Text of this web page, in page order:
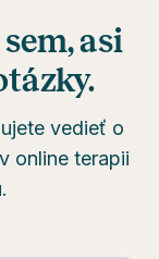
asi
vedieť o
online terapii